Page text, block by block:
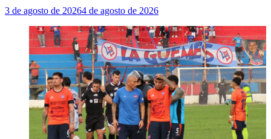
3 de agosto de 20264 de agosto de 2026